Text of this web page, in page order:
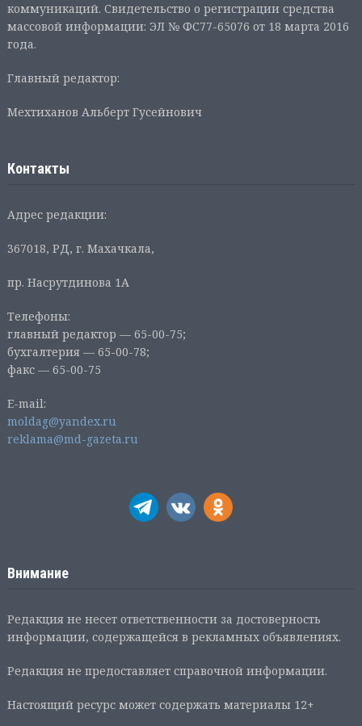
коммуникаций. Свидетельство о регистрации средства
массовой информации: ЭЛ № ФС77-65076 от 18 марта 2016
года.
Главный редактор:
Мехтиханов Альберт Гусейнович
Контакты
Адрес редакции:
367018, РД, г. Махачкала,
пр. Насрутдинова 1А
Телефоны:
главный редактор — 65-00-75;
бухгалтерия — 65-00-78;
факс — 65-00-75
E-mail:
moldag@yandex.ru
reklama@md-gazeta.ru
Внимание
Редакция не несет ответственности за достоверность
информации, содержащейся в рекламных объявлениях.
Редакция не предоставляет справочной информации.
Настоящий ресурс может содержать материалы 12+